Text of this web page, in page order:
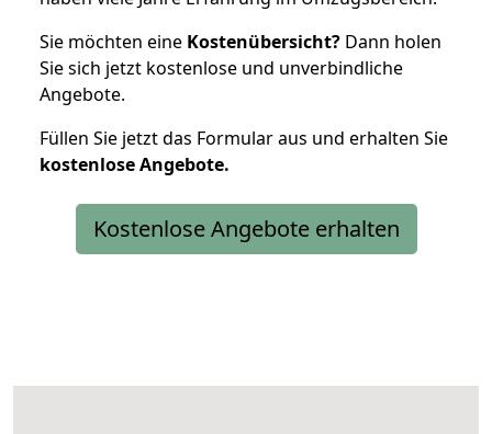
Sie möchten eine Kostenübersicht? Dann holen
Sie sich jetzt kostenlose und unverbindliche
Angebote.
Füllen Sie jetzt das Formular aus und erhalten Sie
kostenloseAngebote.
Kostenlose Angebote erhalten